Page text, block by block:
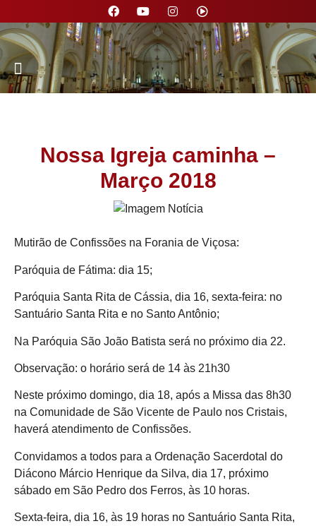
Nossa Igreja caminha –
Março 2018
Mutirão de Confissões na Forania de Viçosa:
Paróquia de Fátima: dia 15;
Paróquia Santa Rita de Cássia, dia 16, sexta-feira: no
Santuário Santa Rita e no Santo Antônio;
Na Paróquia São João Batista será no próximo dia 22.
Observação: o horário será de 14 às 21h30
Neste próximo domingo, dia 18, após a Missa das 8h30
na Comunidade de São Vicente de Paulo nos Cristais,
haverá atendimento de Confissões.
Convidamos a todos para a Ordenação Sacerdotal do
Diácono Márcio Henrique da Silva, dia 17, próximo
sábado em São Pedro dos Ferros, às 10 horas.
Sexta-feira, dia 16, às 19 horas no Santuário Santa Rita,